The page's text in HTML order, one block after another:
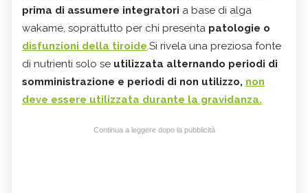
prima di assumere integratori a base di alga
wakame, soprattutto per chi presenta patologie o
disfunzioni della tiroide.Si rivela una preziosa fonte
di nutrienti solo se utilizzata alternando periodi di
somministrazione e periodi di non utilizzo, non
deve essere utilizzata durante la gravidanza.
Continua a leggere dopo la pubblicità